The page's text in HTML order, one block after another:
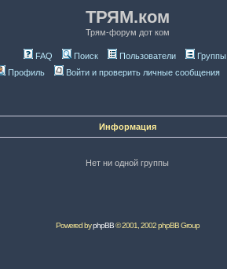
ТРЯМ.ком
Трям-форум дот ком
FAQ Поиск Пользователи
Группы
Профиль
Войти и проверить личные сообщения
Информация
Нет ни одной группы
Powered byphpBB© 2001, 2002 phpBB Group